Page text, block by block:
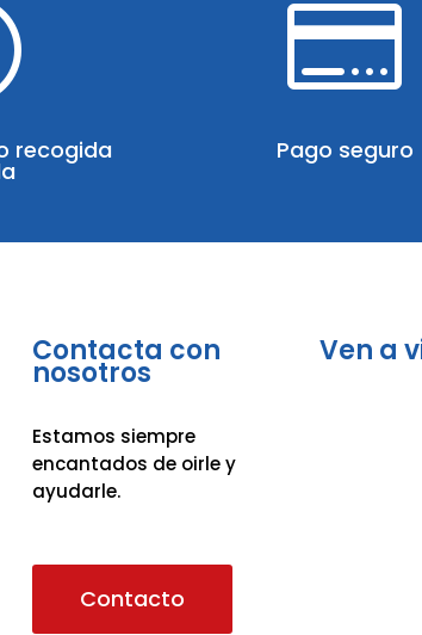
recogida

Pago seguro
Contacta con
nosotros
Estamos siempre
encantados de oirle y
ayudarle.
Contacto
Ven a